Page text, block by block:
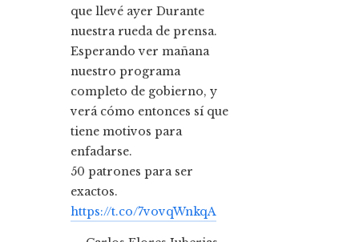
que llevé ayer Durante
nuestra rueda de prensa.
Esperando ver mañana
nuestro programa
completo de gobierno, y
verá cómo entonces sí que
tiene motivos para
enfadarse.
50 patrones para ser
exactos.
https://t.co/7vovqWnkqA